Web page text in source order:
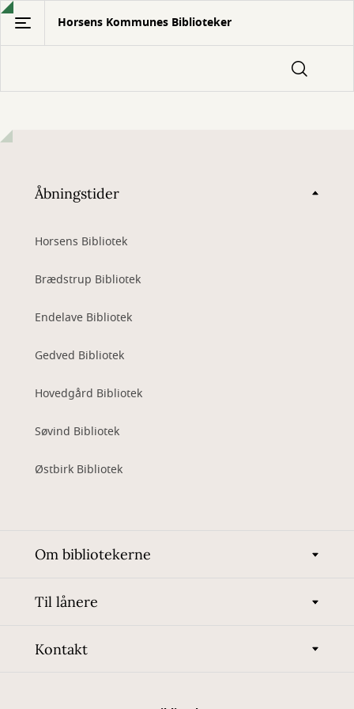
Gå
hovedindhold
Horsens Kommunes Biblioteker
Åbningstider
Horsens Bibliotek
Brædstrup Bibliotek
Endelave Bibliotek
Gedved Bibliotek
Hovedgård Bibliotek
Søvind Bibliotek
Østbirk Bibliotek
Om bibliotekerne
Til lånere
Kontakt